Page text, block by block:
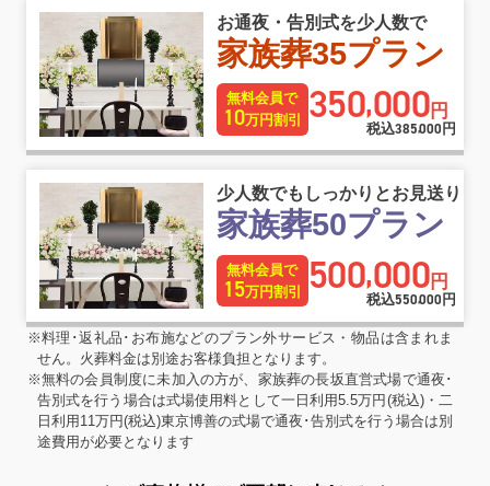
お通夜・告別式を少人数で
家族葬35プラン
無料会員で
10万円割引 350,000円
税込385,000円
少人数でもしっかりとお見送り
家族葬50プラン
無料会員で
15万円割引 500,000円
税込550,000 円
※料理･返礼品･お布施などのプラン外サービス・物品は含まれま
せん。火葬料金は別途お客様負担となります。
※無料の会員制度に未加入の方が、家族葬の長坂直営式場で通夜･
告別式を行う場合は式場使用料として一日利用5.5万円(税込)・二
日利用11万円(税込)東京博善の式場で通夜･告別式を行う場合は別
途費用が必要となります